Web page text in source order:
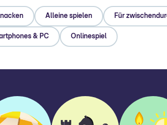
Alleine spielen Für
& PC Onlinespiel